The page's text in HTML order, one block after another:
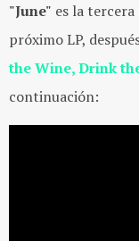
"June" es la
próximo LP,
the Wine, Drink
continuación: